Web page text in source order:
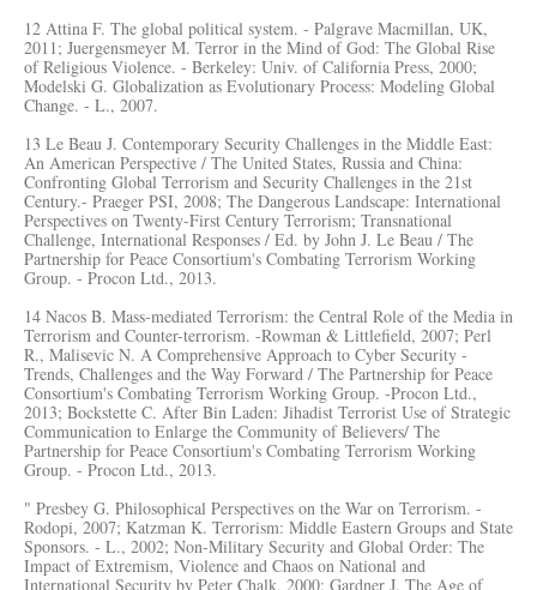
12 Attina F. The global political system. - Palgrave Macmillan, UK,
2011; Juergensmeyer M. Terror in the Mind of God: The Global Rise
of Religious Violence. - Berkeley: Univ. of California Press, 2000;
Modelski G. Globalization as Evolutionary Process: Modeling Global
Change. - L., 2007.
13 Le Beau J. Contemporary Security Challenges in the Middle East:
An American Perspective / The United States, Russia and China:
Confronting Global Terrorism and Security Challenges in the 21st
Century.- Praeger PSI, 2008; The Dangerous Landscape: International
Perspectives on Twenty-First Century Terrorism; Transnational
Challenge, International Responses / Ed. by John J. Le Beau / The
Partnership for Peace Consortium's Combating Terrorism Working
Group. - Procon Ltd., 2013.
14 Nacos B. Mass-mediated Terrorism: the Central Role of the Media in
Terrorism and Counter-terrorism. -Rowman & Littlefield, 2007; Perl
R., Malisevic N. A Comprehensive Approach to Cyber Security -
Trends, Challenges and the Way Forward / The Partnership for Peace
Consortium's Combating Terrorism Working Group. -Procon Ltd.,
2013; Bockstette C. After Bin Laden: Jihadist Terrorist Use of Strategic
Communication to Enlarge the Community of Believers/ The
Partnership for Peace Consortium's Combating Terrorism Working
Group. - Procon Ltd., 2013.
" Presbey G. Philosophical Perspectives on the War on Terrorism. -
Rodopi, 2007; Katzman K. Terrorism: Middle Eastern Groups and State
Sponsors. - L., 2002; Non-Military Security and Global Order: The
Impact of Extremism, Violence and Chaos on National and
International Security by Peter Chalk, 2000; Gardner J. The Age of